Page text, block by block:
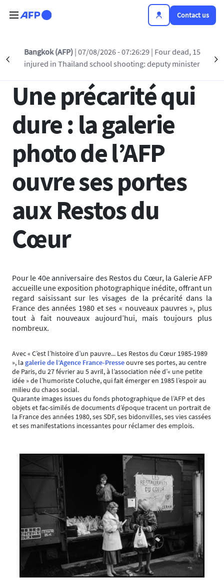
Contact us
Précédent
Bangkok (AFP) | 07/08/2026 - 07:26:29 | Four dead, 15
injured in Thailand school shooting: deputy minister
Back to list
30 JAN 2025 - 10:00
Une précarité qui
dure : la galerie
photo de l’AFP
ouvre ses portes
aux Restos du
Cœur
Pour le 40e anniversaire des Restos du Cœur, la Galerie AFP
accueille une exposition photographique inédite, offrant un
regard saisissant sur les visages de la précarité dans la
France des années 1980 et ses « nouveaux pauvres », plus
tout à fait nouveaux aujourd’hui, mais toujours plus
nombreux.
Avec « C’est l’histoire d’un pauvre... Les Restos du Cœur 1985-1989
», la galerie de l’Agence France-Presseouvre ses portes, au centre
de Paris, du 27 février au 5 avril, à l’association née d’« une petite
idée » de l’humoriste Coluche, qui fait émerger en 1985 l’espoir au
milieu du chaos social.
Quarante images issues du fonds photographique de l’AFP et des
objets et fac-similés de documents d’époque tracent un portrait de
la France des années 1980, ses SDF, ses bidonvilles, ses vies cassées
et ses manifestations incessantes pour réclamer des emplois.